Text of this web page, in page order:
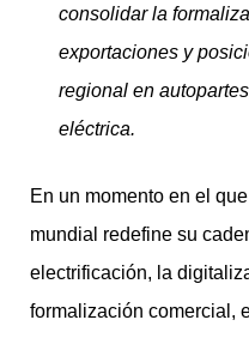
consolidar la
exportaciones y
regional en
eléctrica.
En un momento en el
mundial redefine su
electrificación, la
formalización comercial,